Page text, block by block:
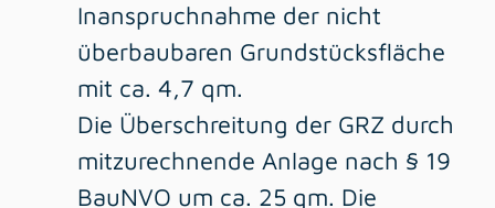
Inanspruchnahme der nicht
überbaubaren Grundstücksfläche
mit ca. 4,7 qm.
Die Überschreitung der GRZ durch
mitzurechnende Anlage nach § 19
BauNVO um ca. 25 qm. Die